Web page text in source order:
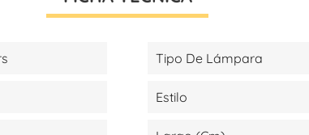
Tipo De Lámpara
Estilo